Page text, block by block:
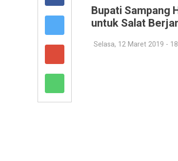
Bupati Sampang
untuk Salat
Selasa, 12 Maret 2019 -